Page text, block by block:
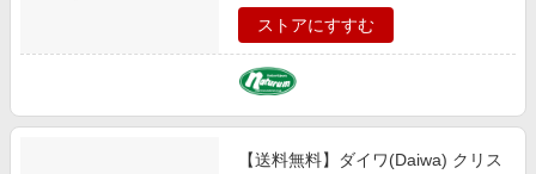
ストアにすすむ
【送料無料】ダイワ(Daiwa) クリス